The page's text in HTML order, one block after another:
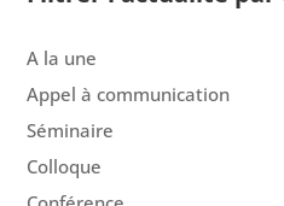
A la une
Appel à communication
Séminaire
Colloque